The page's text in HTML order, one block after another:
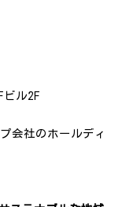
ル2F
会社のホールディ